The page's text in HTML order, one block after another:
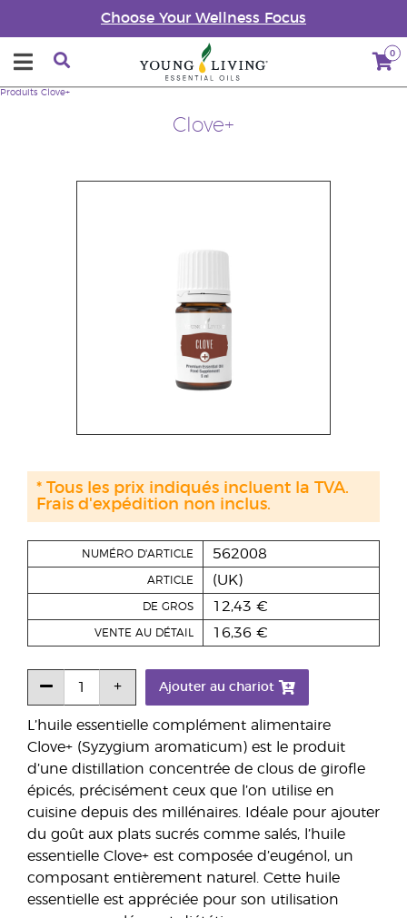
Choose Your Wellness Focus
0
Clove+
Produits Clove+
L’huile essentielle complément alimentaire
Clove+ (Syzygium aromaticum) est le produit
d’une distillation concentrée de clous de girofle
épicés, précisément ceux que l’on utilise en
cuisine depuis des millénaires. Idéale pour ajouter
du goût aux plats sucrés comme salés, l’huile
essentielle Clove+ est composée d’eugénol, un
composant entièrement naturel. Cette huile
essentielle est appréciée pour son utilisation
NUMÉRO D'ARTICLE 562008
ARTICLE (UK)
DE GROS 12,43 €
VENTE AU DÉTAIL 16,36 €
Ajouter au chariot
* Tous les prix indiqués incluent la TVA.
Frais d'expédition non inclus.